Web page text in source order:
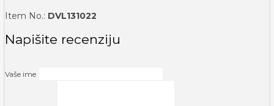
Item No.: DVL131022
Napišite recenziju
Vaše ime